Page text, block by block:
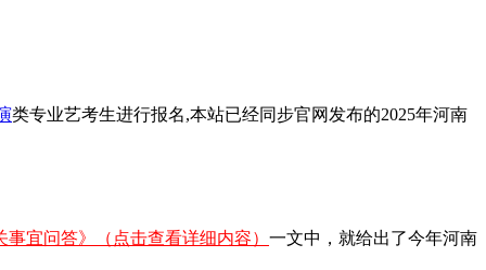
类专业艺考生进行报名,本站已经同步官网发布的2025年河南
宜问答》（点击查看详细内容） 一文中，就给出了今年河南